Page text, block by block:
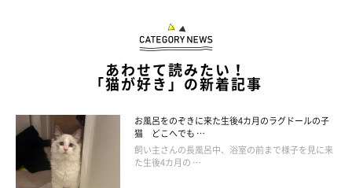
あわせて読みたい！
「猫が好き」の新着記事
お風呂をのぞきに来た生後4カ月のラグドールの子
猫 どこへでも …
飼い主さんの長風呂中、浴室の前まで様子を見に来
た生後4カ月の …